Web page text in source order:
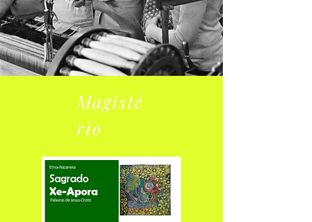
Magisté
rio